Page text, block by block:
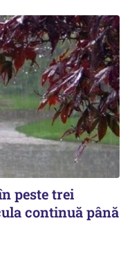
peste trei
continuă până